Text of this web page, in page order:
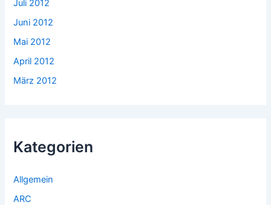
Juli 2012
Juni 2012
Mai 2012
April 2012
März 2012
Kategorien
Allgemein
ARC